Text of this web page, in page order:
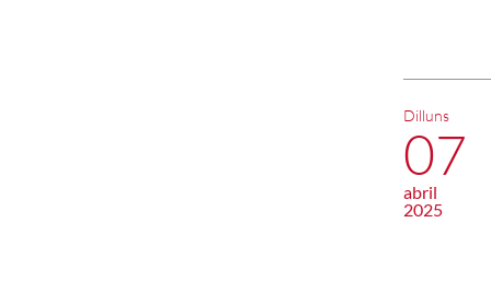
Dilluns
07
abril
2025